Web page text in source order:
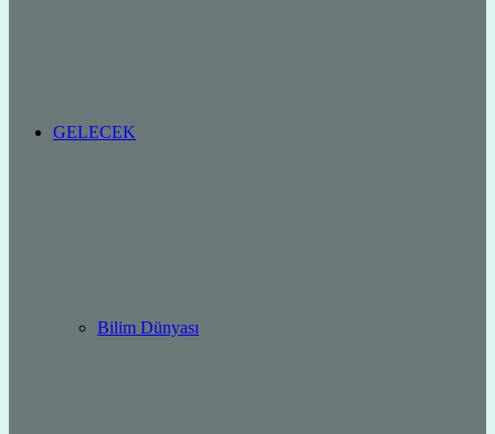
GELECEK
Bilim Dünyası